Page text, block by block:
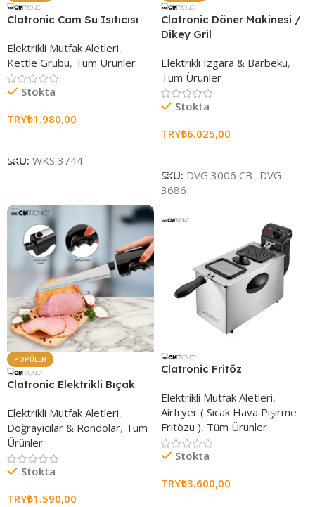
Clatronic Cam Su Isıtıcısı
Elektrikli Mutfak Aletleri,
Kettle Grubu, Tüm Ürünler
Stokta
TRY₺1.980,00
SKU: WKS 3744
Clatronic Döner Makinesi /
Dikey Gril
Elektrikli Izgara & Barbekü,
Tüm Ürünler
Stokta
TRY₺6.025,00
SKU: DVG 3006 CB- DVG
3686
POPÜLER
Clatronic Elektrikli Bıçak
Elektrikli Mutfak Aletleri,
Doğrayıcılar & Rondolar, Tüm
Ürünler
Stokta
TRY₺1.590,00
Clatronic Fritöz
Elektrikli Mutfak Aletleri,
Airfryer ( Sıcak Hava Pişirme
Fritözü ), Tüm Ürünler
Stokta
TRY₺3.600,00